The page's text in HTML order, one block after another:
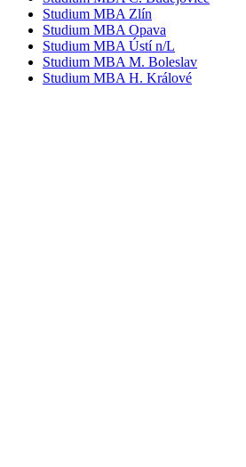
Studium MBA Zlín
Studium MBA Opava
Studium MBA Ústí n/L
Studium MBA M. Boleslav
Studium MBA H. Králové